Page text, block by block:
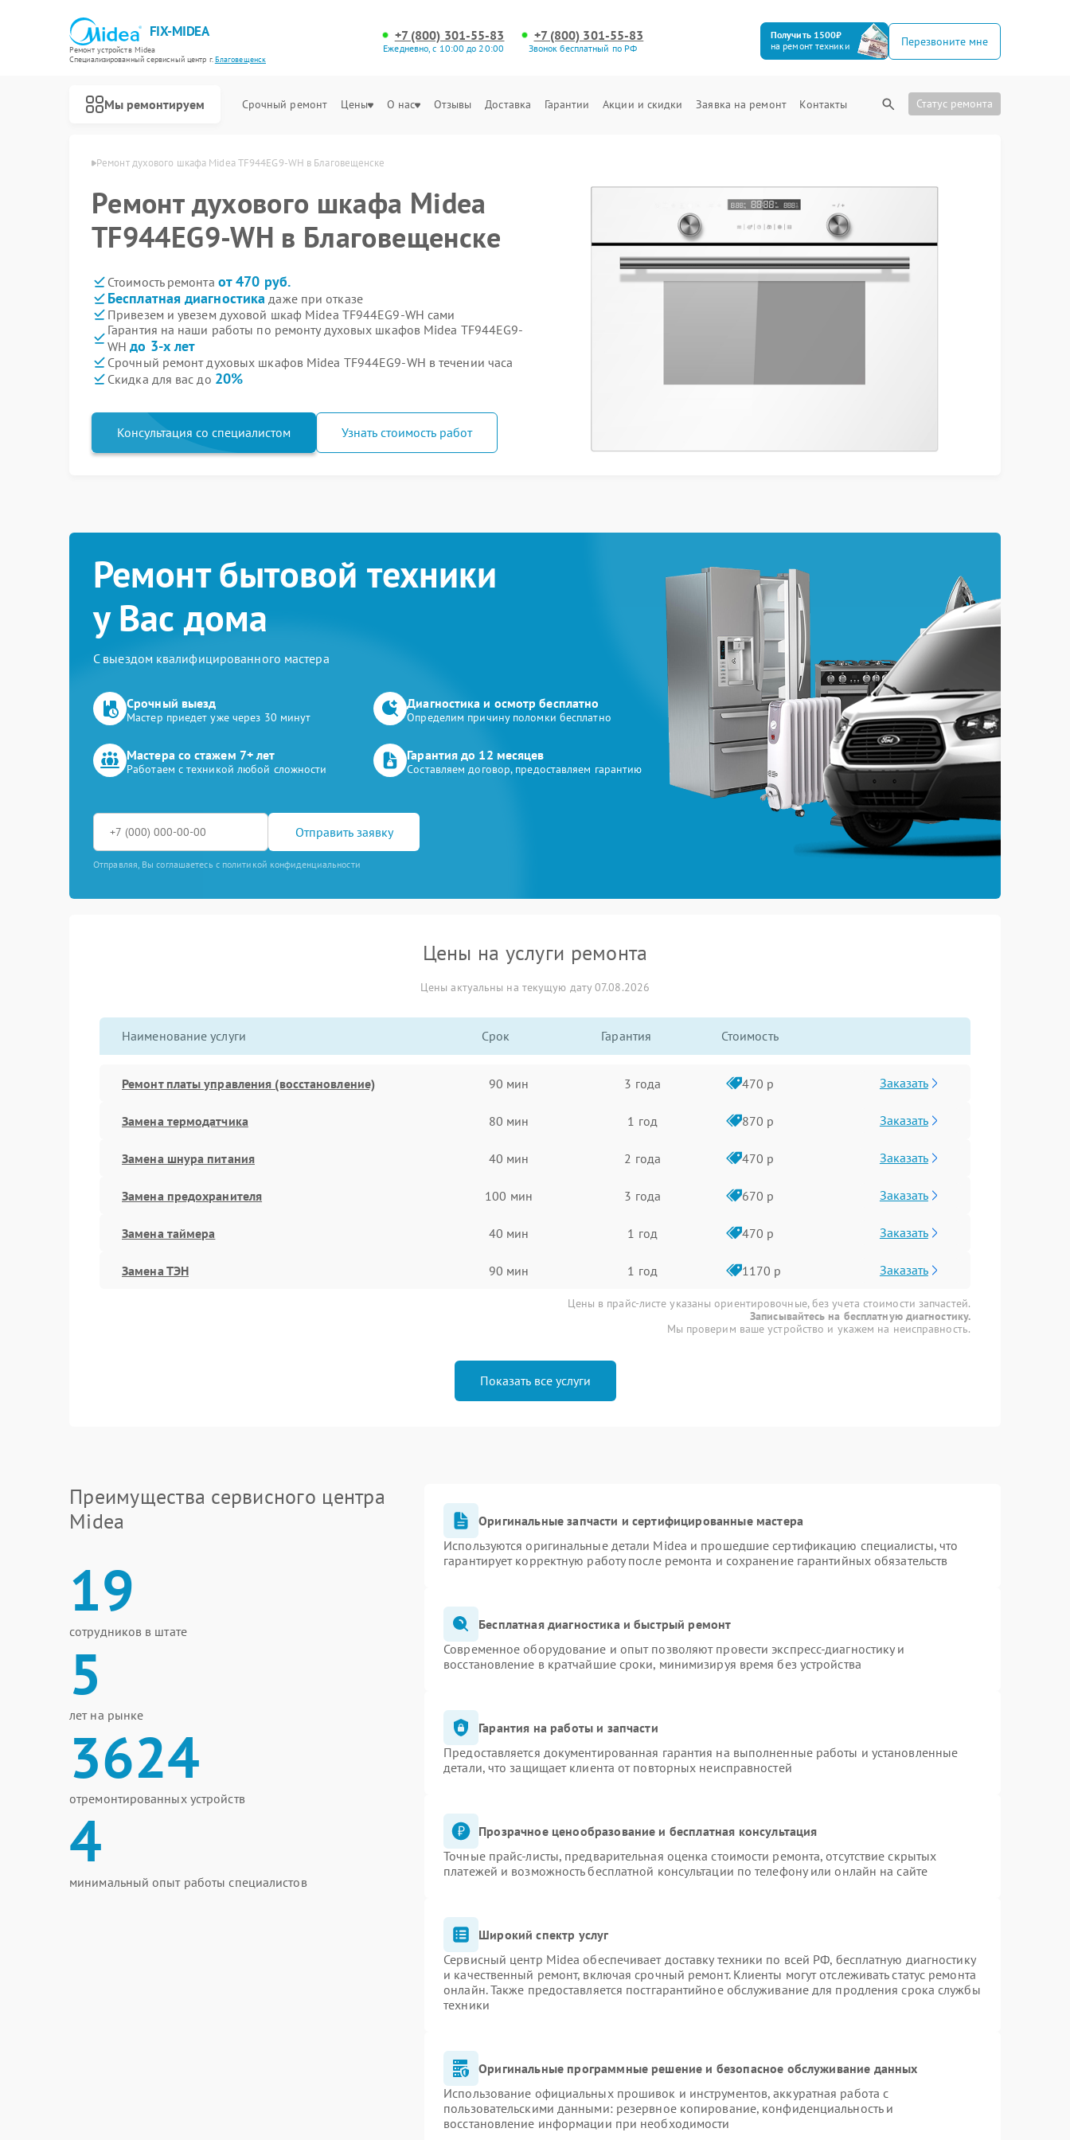
FIX-MIDEA
Ремонт устройств Midea
Специализированный cервисный центр г.Благовещенск
+7 (800) 301-55-83
Ежедневно, с 10:00 до 20:00
+7 (800) 301-55-83
Звонок бесплатный по РФ
Получить 1500₽
на ремонт техники
Перезвоните мне
Мы ремонтируем Срочный ремонт Цены О нас Отзывы Доставка Гарантии Акции и скидки Заявка на ремонт Контакты Статус ремонта
в Благовещенске Ремонт духового шкафа Midea TF944EG9-WH в Благовещенске
Ремонт духового шкафа Midea
TF944EG9-WH в Благовещенске
Стоимость ремонта от 470 руб.
Бесплатная диагностика даже при отказе
Привезем и увезем духовой шкаф Midea TF944EG9-WH сами
Гарантия на наши работы по ремонту духовых шкафов Midea TF944EG9-
WHдо 3-х лет
Срочный ремонт духовых шкафов Midea TF944EG9-WH в течении часа
Скидка для вас до 20%
Консультация со специалистом Узнать стоимость работ
Ремонт бытовой техники
у Вас дома
С выездом квалифицированного мастера
Срочный выезд
Мастер приедет уже через 30 минут
Диагностика и осмотр бесплатно
Определим причину поломки бесплатно
Мастера со стажем 7+ лет
Работаем с техникой любой сложности
Гарантия до 12 месяцев
Составляем договор, предоставляем гарантию
Отправить заявку
Отправляя, Вы соглашаетесь с политикой конфиденциальности
Цены на услуги ремонта
Цены актуальны на текущую дату 07.08.2026
Наименование услуги Срок Гарантия Стоимость
Ремонт платы управления (восстановление) 90 мин 3 года 470 р Заказать
Замена термодатчика 80 мин 1 год 870 р Заказать
Замена шнура питания 40 мин 2 года 470 р Заказать
Замена предохранителя 100 мин 3 года 670 р Заказать
Замена таймера 40 мин 1 год 470 р Заказать
Замена ТЭН 90 мин 1 год 1170 р Заказать
Цены в прайс-листе указаны ориентировочные, без учета стоимости запчастей.
Записывайтесь на бесплатную диагностику.
Мы проверим ваше устройство и укажем на неисправность.
Показать все услуги
Преимущества сервисного центра
Midea
19
сотрудников в штате
5
лет на рынке
3624
отремонтированных устройств
4
минимальный опыт работы специалистов
Оригинальные запчасти и сертифицированные мастера
Используются оригинальные детали Midea и прошедшие сертификацию специалисты, что
гарантирует корректную работу после ремонта и сохранение гарантийных обязательств
Бесплатная диагностика и быстрый ремонт
Современное оборудование и опыт позволяют провести экспресс-диагностику и
восстановление в кратчайшие сроки, минимизируя время без устройства
Гарантия на работы и запчасти
Предоставляется документированная гарантия на выполненные работы и установленные
детали, что защищает клиента от повторных неисправностей
Прозрачное ценообразование и бесплатная консультация
Точные прайс-листы, предварительная оценка стоимости ремонта, отсутствие скрытых
платежей и возможность бесплатной консультации по телефону или онлайн на сайте
Широкий спектр услуг
Сервисный центр Midea обеспечивает доставку техники по всей РФ, бесплатную диагностику
и качественный ремонт, включая срочный ремонт. Клиенты могут отслеживать статус ремонта
онлайн. Также предоставляется постгарантийное обслуживание для продления срока службы
техники
Оригинальные программные решение и безопасное обслуживание данных
Использование официальных прошивок и инструментов, аккуратная работа с
пользовательскими данными: резервное копирование, конфиденциальность и
восстановление информации при необходимости